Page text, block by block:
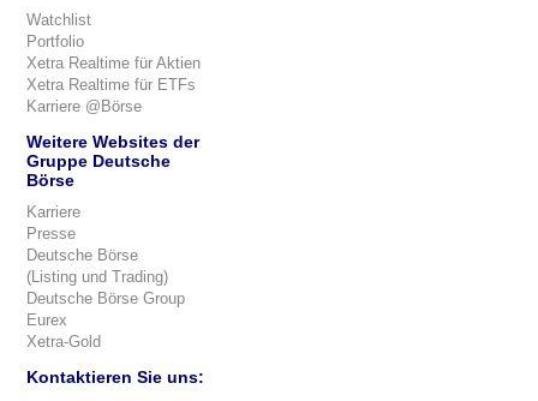
Watchlist
Portfolio
Xetra Realtime für Aktien
Xetra Realtime für ETFs
Karriere @Börse
Weitere Websites der
Gruppe Deutsche
Börse
Karriere
Presse
Deutsche Börse
(Listing und Trading)
Deutsche Börse Group
Eurex
Xetra-Gold
Kontaktieren Sie uns: